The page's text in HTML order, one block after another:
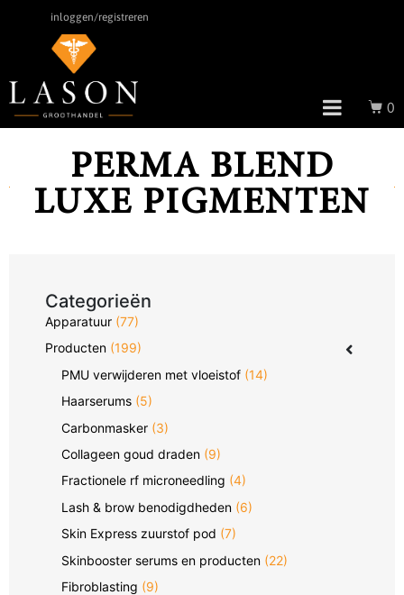
inloggen/registreren
0
PERMA BLEND
LUXE PIGMENTEN
Categorieën
Apparatuur (77)
Producten (199)
PMU verwijderen met vloeistof (14)
Haarserums (5)
Carbonmasker (3)
Collageen goud draden (9)
Fractionele rf microneedling (4)
Lash & brow benodigdheden (6)
Skin Express zuurstof pod (7)
Skinbooster serums en producten (22)
Fibroblasting (9)